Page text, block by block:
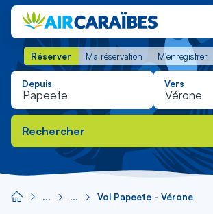
Réserver Ma réservation M'enregistrer
Réserver Ma réservation M'enregistrer
Depuis Vers
Rechercher
Vol Papeete - Vérone